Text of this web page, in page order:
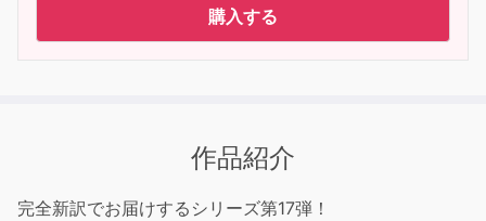
購入する
作品紹介
完全新訳でお届けするシリーズ第17弾！